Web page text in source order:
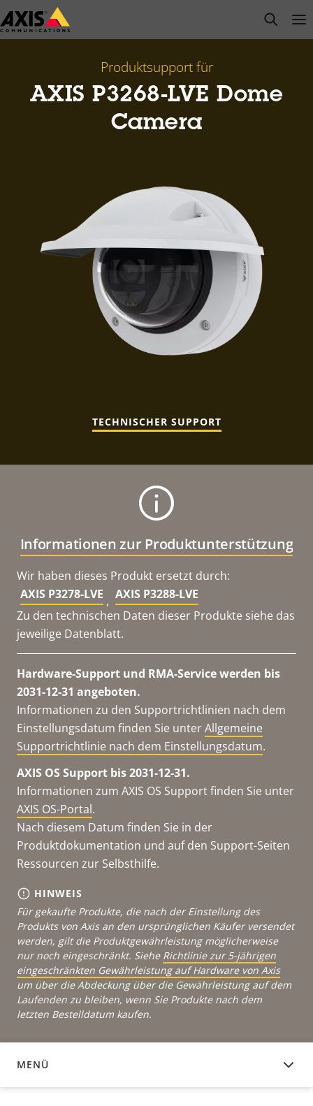
Zum
Hauptinhalt
open
Produktsupport für
AXIS P3268-LVE Dome
Camera
TECHNISCHER SUPPORT
Informationen zur Produktunterstützung
Wir haben dieses Produkt ersetzt durch:
AXIS P3278-LVE , AXIS P3288-LVE
Zu den technischen Daten dieser Produkte siehe das
jeweilige Datenblatt.
Hardware-Support und RMA-Service werden bis
2031-12-31 angeboten.
Informationen zu den Supportrichtlinien nach dem
Einstellungsdatum finden Sie unterAllgemeine
Supportrichtlinie nach dem Einstellungsdatum.
AXIS OS Support bis 2031-12-31.
Informationen zum AXIS OS Support finden Sie unter
AXIS OS-Portal.
Nach diesem Datum finden Sie in der
Produktdokumentation und auf den Support-Seiten
Ressourcen zur Selbsthilfe.
HINWEIS
Für gekaufte Produkte, die nach der Einstellung des
Produkts von Axis an den ursprünglichen Käufer versendet
werden, gilt die Produktgewährleistung möglicherweise
nur noch eingeschränkt. Siehe Richtlinie zur 5-jährigen
eingeschränkten Gewährleistung auf Hardware von Axis
um über die Abdeckung über die Gewährleistung auf dem
Laufenden zu bleiben, wenn Sie Produkte nach dem
letzten Bestelldatum kaufen.
MENÜ
GERÄTESOFTWARE